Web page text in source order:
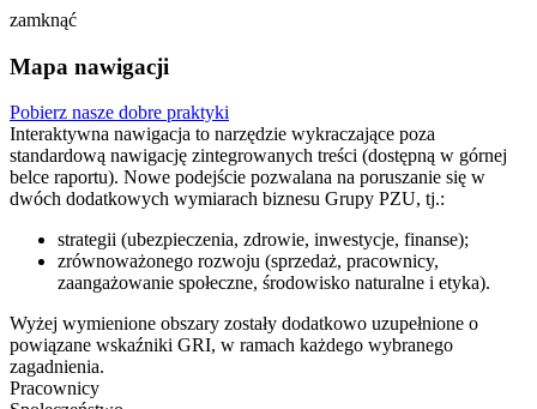
zamknąć
Mapa nawigacji
Pobierz nasze dobre praktyki
Interaktywna nawigacja to narzędzie wykraczające poza
standardową nawigację zintegrowanych treści (dostępną w górnej
belce raportu). Nowe podejście pozwalana na poruszanie się w
dwóch dodatkowych wymiarach biznesu Grupy PZU, tj.:
strategii (ubezpieczenia, zdrowie, inwestycje, finanse);
zrównoważonego rozwoju (sprzedaż, pracownicy,
zaangażowanie społeczne, środowisko naturalne i etyka).
Wyżej wymienione obszary zostały dodatkowo uzupełnione o
powiązane wskaźniki GRI, w ramach każdego wybranego
zagadnienia.
Pracownicy